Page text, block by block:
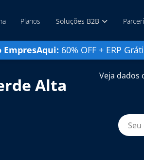
Planos Soluções B2B
60% OFF + ERP
Alta
Veja dados